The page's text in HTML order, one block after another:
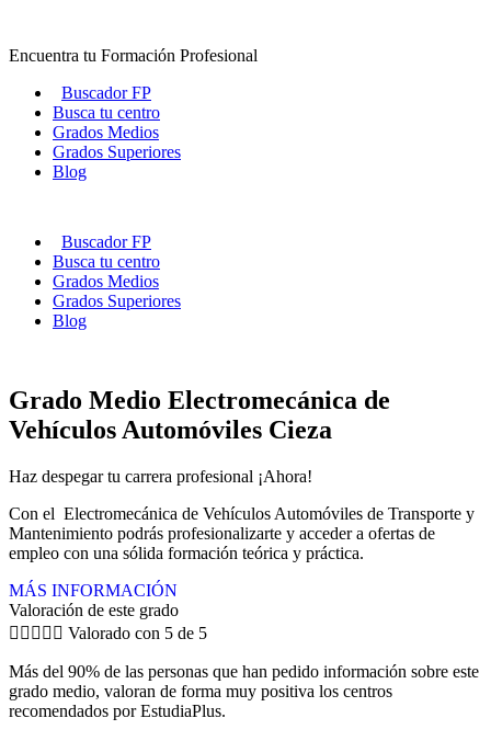
contenido
Encuentra tu Formación Profesional
Buscador FP
Busca tu centro
Grados Medios
Grados Superiores
Blog
Buscador FP
Busca tu centro
Grados Medios
Grados Superiores
Blog
Grado Medio Electromecánica de
Vehículos Automóviles Cieza
Haz despegar tu carrera profesional ¡Ahora!
Con el Electromecánica de Vehículos Automóviles de Transporte y
Mantenimiento podrás profesionalizarte y acceder a ofertas de
empleo con una sólida formación teórica y práctica.
MÁS INFORMACIÓN
Valoración de este grado
     Valorado con 5 de 5
Más del 90% de las personas que han pedido información sobre este
grado medio, valoran de forma muy positiva los centros
recomendados por EstudiaPlus.